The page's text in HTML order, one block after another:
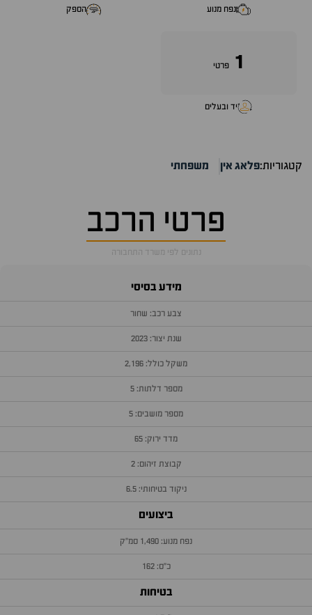
נפח מנוע הספק
1 פרטי
יד ובעלים
קטגוריות:פלאג אין משפחתי
פרטי הרכב
נתונים לפי משרד התחבורה
מידע בסיסי
צבע רכב: שחור
שנת יצור: 2023
משקל כולל: 2,196
מספר דלתות: 5
מספר מושבים: 5
מדד ירוק: 65
קבוצת זיהום: 2
ניקוד בטיחותי: 6.5
ביצועים
נפח מנוע: 1,490 סמ״ק
כ״ס: 162
בטיחות